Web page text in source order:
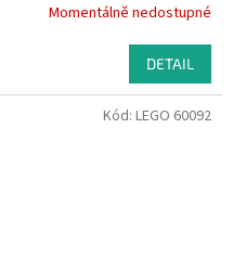
Momentálně nedostupné
DETAIL
Kód: LEGO 60092